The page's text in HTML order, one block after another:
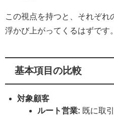
この視点を持つと、それぞ
浮かび上がってくるはずです。
基本項目の比較
対象顧客
ルート営業: 既に取